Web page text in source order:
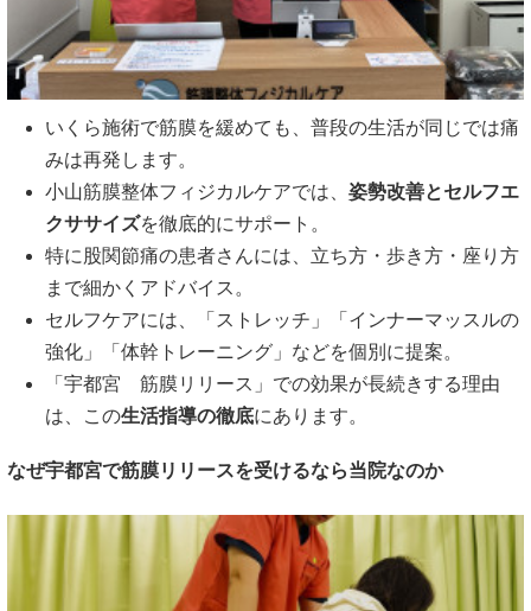
いくら施術で筋膜を緩めても、普段の生活が同じでは痛
みは再発します。
小山筋膜整体フィジカルケアでは、 姿勢改善とセルフエ
クササイズを徹底的にサポート。
特に股関節痛の患者さんには、立ち方・歩き方・座り方
まで細かくアドバイス。
セルフケアには、「ストレッチ」「インナーマッスルの
強化」「体幹トレーニング」などを個別に提案。
「宇都宮 筋膜リリース」での効果が長続きする理由
は、この生活指導の徹底にあります。
なぜ宇都宮で筋膜リリースを受けるなら当院なのか